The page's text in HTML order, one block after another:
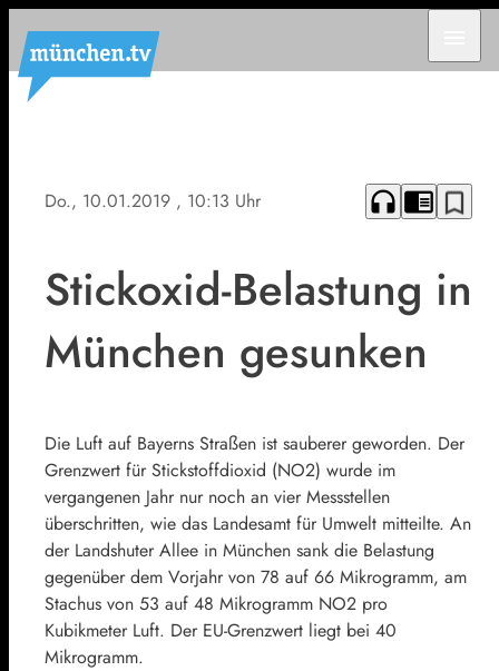
Do., 10.01.2019 , 10:13 Uhr headphones chrome_reader_mode bookmark_border
Stickoxid-Belastung in
München gesunken
Die Luft auf Bayerns Straßen ist sauberer geworden. Der
Grenzwert für Stickstoffdioxid (NO2) wurde im
vergangenen Jahr nur noch an vier Messstellen
überschritten, wie das Landesamt für Umwelt mitteilte. An
der Landshuter Allee in München sank die Belastung
gegenüber dem Vorjahr von 78 auf 66 Mikrogramm, am
Stachus von 53 auf 48 Mikrogramm NO2 pro
Kubikmeter Luft. Der EU-Grenzwert liegt bei 40
Mikrogramm.